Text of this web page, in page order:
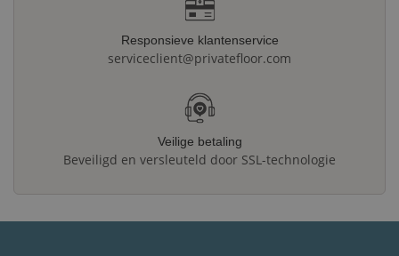
Responsieve klantenservice
serviceclient@privatefloor.com
Veilige betaling
Beveiligd en versleuteld door SSL-technologie